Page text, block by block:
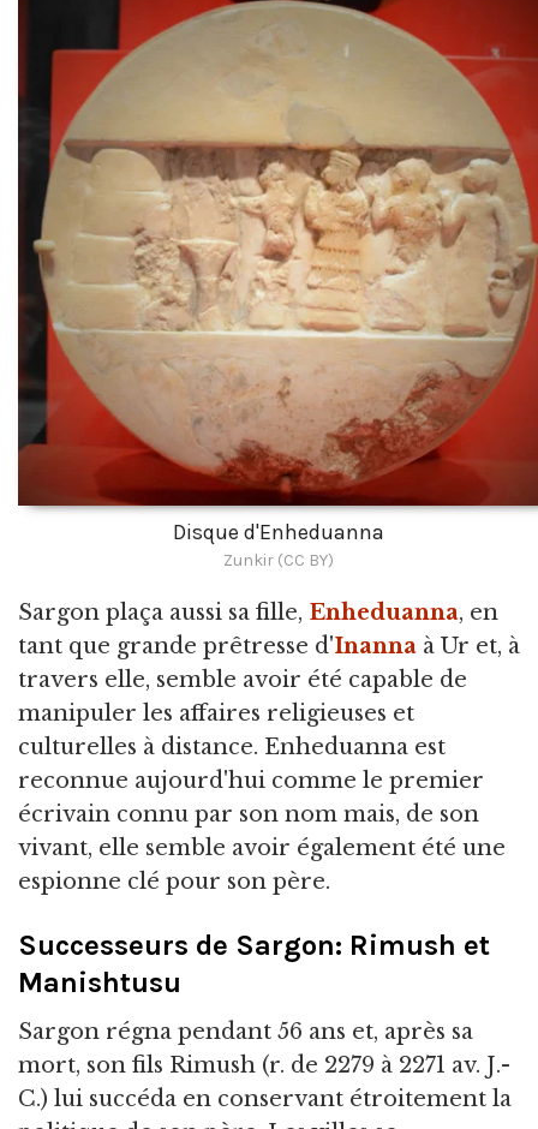
Disque d'Enheduanna
Zunkir (CC BY)
Sargon plaça aussi sa fille, Enheduanna, en
tant que grande prêtresse d'Inanna à Ur et, à
travers elle, semble avoir été capable de
manipuler les affaires religieuses et
culturelles à distance. Enheduanna est
reconnue aujourd'hui comme le premier
écrivain connu par son nom mais, de son
vivant, elle semble avoir également été une
espionne clé pour son père.
Successeurs de Sargon: Rimush et
Manishtusu
Sargon régna pendant 56 ans et, après sa
mort, son fils Rimush (r. de 2279 à 2271 av. J.-
C.) lui succéda en conservant étroitement la